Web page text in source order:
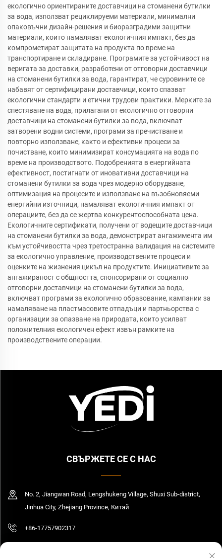
екологично ориентираните доставчици на стоманени бутилки
за вода, използват рециклируеми материали, минимални
опаковъчни дизайн-решения и биоразградими защитни
материали, които намаляват екологичния импакт, без да
компрометират защитата на продукта по време на
транспортиране и складиране. Програмите за устойчивост на
веригата за доставки, разработени от отговорни доставчици
на стоманени бутилки за вода, гарантират, че суровините се
набавят от сертифицирани доставчици, които спазват
екологични стандарти и етични трудови практики. Мерките за
спестяване на вода, прилагани от екологично отговорни
доставчици на стоманени бутилки за вода, включват
затворени водни системи, програми за пречистване и
повторно използване, както и ефективни процеси за
почистване, които минимизират консумацията на вода по
време на производството. Подобренията в енергийната
ефективност, постигнати от иновативни доставчици на
стоманени бутилки за вода чрез модерно оборудване,
оптимизация на процесите и използване на възобновяеми
енергийни източници, намаляват екологичния импакт от
операциите, без да се жертва конкурентоспособната цена.
Екологичните сертификати, получени от водещите доставчици
на стоманени бутилки за вода, демонстрират ангажимента им
към устойчивостта чрез третостранна валидация на системите
за екологично управление, производствените процеси и
оценките на жизнения цикъл на продуктите. Инициативите за
ангажираност с общността, спонсорирани от социално
отговорни доставчици на стоманени бутилки за вода,
включват програми за екологично образование, кампании за
намаляване на пластмасовите отпадъци и партньорства с
организации за опазване на природата, които усилват
положителния екологичен ефект извън рамките на
производствените операции.
СВЪРЖЕТЕ СЕ С НАС
No. 2, Jiangwan Road, Lengshukeng Village, Shuxi Sub-district,
Jinhua City, Zhejiang Province, Китай
+86-17757902317